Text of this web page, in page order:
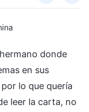
donde
en sus
lo que quería
leer la carta, no